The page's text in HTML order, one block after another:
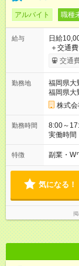
アルバイト 職種
給与
日給
＋交通費＋諸手当 ■□■リペ
チェッ
倍』！
交通費
(2000円/1日)
×20勤務 ＞＞月
用期間の
分があり
円 121勤
::::: ::::: :::::
交通
勤務地
福岡県大
福岡県大
株式
勤務時間
8:00～
実働時間
★週4～5
得も可能
談OK
特徴 副業・W
気になる！